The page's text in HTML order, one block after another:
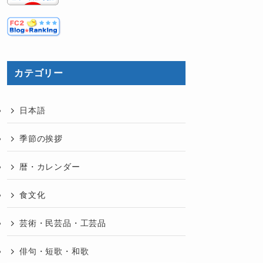
カテゴリー
日本語
季節の挨拶
暦・カレンダー
食文化
芸術・民芸品・工芸品
俳句・短歌・和歌